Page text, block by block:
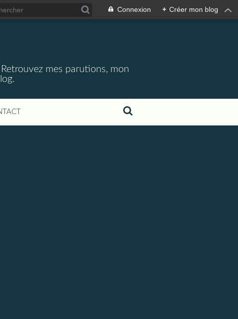
Connexion + Créer mon blog
mes parutions, mon